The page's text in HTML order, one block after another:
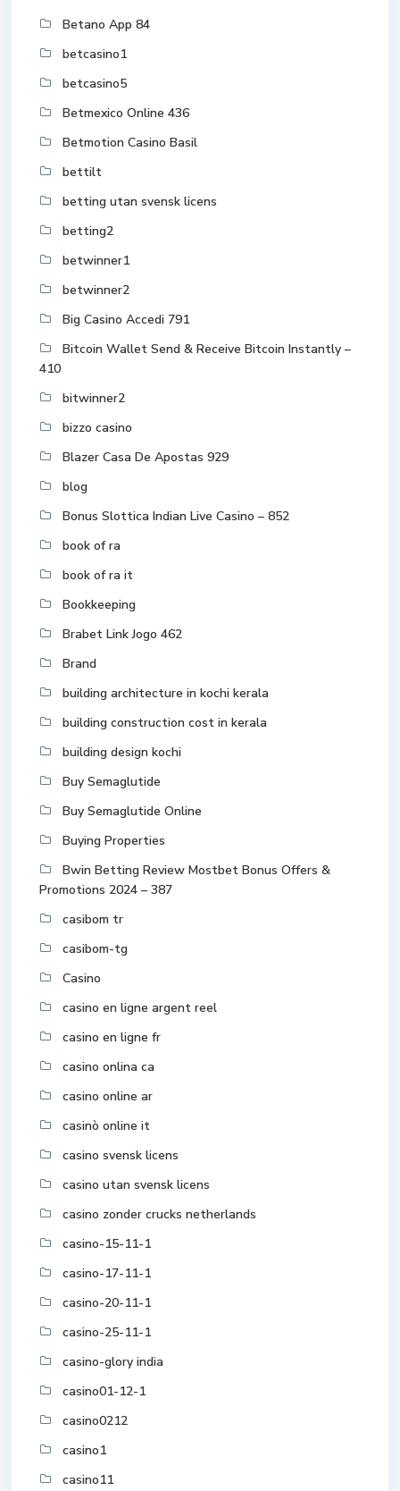
Betano App 84
betcasino1
betcasino5
Betmexico Online 436
Betmotion Casino Basil
bettilt
betting utan svensk licens
betting2
betwinner1
betwinner2
Big Casino Accedi 791
Bitcoin Wallet Send & Receive Bitcoin Instantly –
410
bitwinner2
bizzo casino
Blazer Casa De Apostas 929
blog
Bonus Slottica Indian Live Casino – 852
book of ra
book of ra it
Bookkeeping
Brabet Link Jogo 462
Brand
building architecture in kochi kerala
building construction cost in kerala
building design kochi
Buy Semaglutide
Buy Semaglutide Online
Buying Properties
Bwin Betting Review Mostbet Bonus Offers &
Promotions 2024 – 387
casibom tr
casibom-tg
Casino
casino en ligne argent reel
casino en ligne fr
casino onlina ca
casino online ar
casinò online it
casino svensk licens
casino utan svensk licens
casino zonder crucks netherlands
casino-15-11-1
casino-17-11-1
casino-20-11-1
casino-25-11-1
casino-glory india
casino01-12-1
casino0212
casino1
casino11